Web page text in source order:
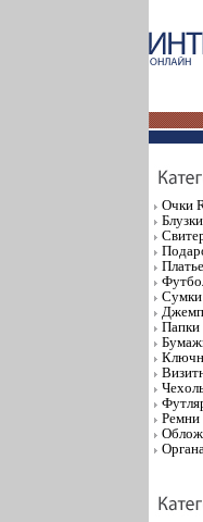
Очки
Блузки
Платье
Сумки
Папки
Ремни